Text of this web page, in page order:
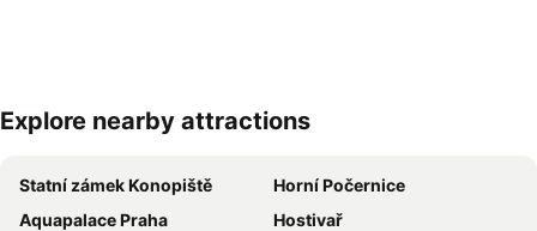
Explore nearby attractions
Statní zámek Konopiště
Horní Počernice
Aquapalace Praha
Hostivař